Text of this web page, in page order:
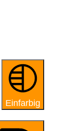
Einfarbig